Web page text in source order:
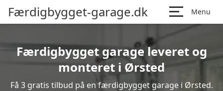
Færdigbygget-garage.dk Menu
Færdigbygget garage leveret og
monteret i Ørsted
Få 3 gratis tilbud på en færdigbygget garage i Ørsted.